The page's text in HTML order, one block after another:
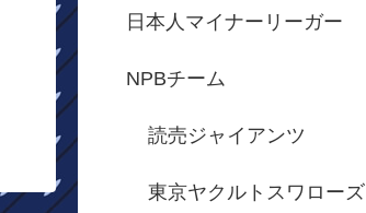
日本人マイナーリーガー
NPBチーム
読売ジャイアンツ
東京ヤクルトスワローズ